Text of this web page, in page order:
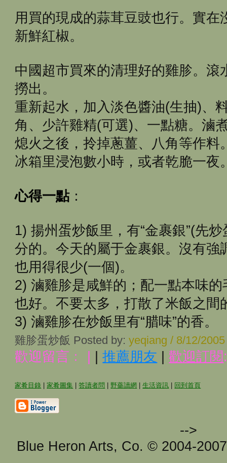
用買的現成的蒜茸豆豉也行。實在
新鮮紅椒。
中國超市買來的清理好的雞胗。滾
撈出。
重新起水，加入淡色醬油(生抽)、
角、少許雞精(可選)、一點糖。滷
熄火之後，拎掉蔥薑、八角等作料
冰箱里浸泡數小時，或者乾脆一夜
心得一點：
1) 揚州蛋炒飯里，有“金裹銀”(先
分的。今天的屬于金裹銀。沒有強
也用得很少(一個)。
2) 滷雞胗是咸鮮的；配一點本味
也好。不要太多，打散了米飯之間
3) 滷雞胗在炒飯里有“腊味”的香。
雞胗蛋炒飯 Posted by:yeqiang / 8/12/
歡迎留言﹕ | |推薦朋友 |歡迎訂閱
家肴目錄 |家肴圖集 |答讀者問 野薔讀網 |生活資訊 回到首頁
-->
Blue Heron Arts, Co. © 2004-